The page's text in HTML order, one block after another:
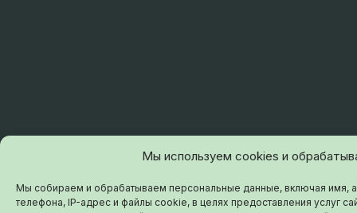
Мы используем cookies и
Мы собираем и обрабатываем персональные данные, включая имя,
телефона, IP-адрес и файлы cookie, в целях предоставления услуг